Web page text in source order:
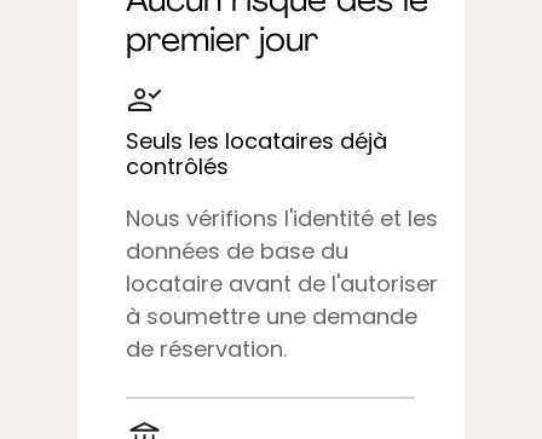
premier jour
Nous vérifions l'identité et les
données de base du
locataire avant de l'autoriser
à soumettre une demande
de réservation.
Seuls les locataires déjà
contrôlés